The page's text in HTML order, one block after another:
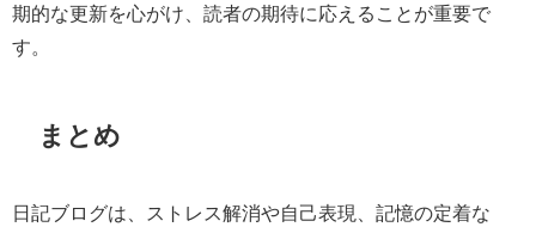
期的な更新を心がけ、読者の期待に応えることが重要で
す。
まとめ
日記ブログは、ストレス解消や自己表現、記憶の定着な